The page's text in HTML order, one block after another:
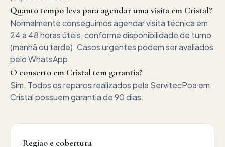
Quanto tempo leva para agendar uma visita em Cristal?
Normalmente conseguimos agendar visita técnica em
24 a 48 horas úteis, conforme disponibilidade de turno
(manhã ou tarde). Casos urgentes podem ser avaliados
pelo WhatsApp.
O conserto em Cristal tem garantia?
Sim. Todos os reparos realizados pela ServitecPoa em
Cristal possuem garantia de 90 dias.
Região e cobertura